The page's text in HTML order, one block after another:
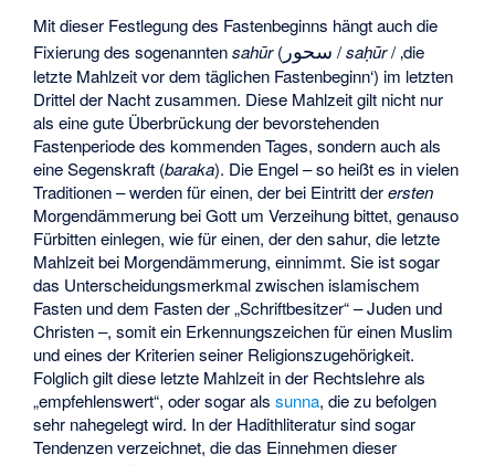
Mit dieser Festlegung des Fastenbeginns hängt auch die
Fixierung des sogenanntensahūr( سحور /saḥūr/ ‚die
letzte Mahlzeit vor dem täglichen Fastenbeginn‘) im letzten
Drittel der Nacht zusammen. Diese Mahlzeit gilt nicht nur
als eine gute Überbrückung der bevorstehenden
Fastenperiode des kommenden Tages, sondern auch als
eine Segenskraft (baraka). Die Engel – so heißt es in vielen
Traditionen – werden für einen, der bei Eintritt derersten
Morgendämmerung bei Gott um Verzeihung bittet, genauso
Fürbitten einlegen, wie für einen, der den sahur, die letzte
Mahlzeit bei Morgendämmerung, einnimmt. Sie ist sogar
das Unterscheidungsmerkmal zwischen islamischem
Fasten und dem Fasten der „Schriftbesitzer“ – Juden und
Christen –, somit ein Erkennungszeichen für einen Muslim
und eines der Kriterien seiner Religionszugehörigkeit.
Folglich gilt diese letzte Mahlzeit in der Rechtslehre als
„empfehlenswert“, oder sogar alssunna, die zu befolgen
sehr nahegelegt wird. In der Hadithliteratur sind sogar
Tendenzen verzeichnet, die das Einnehmen dieser